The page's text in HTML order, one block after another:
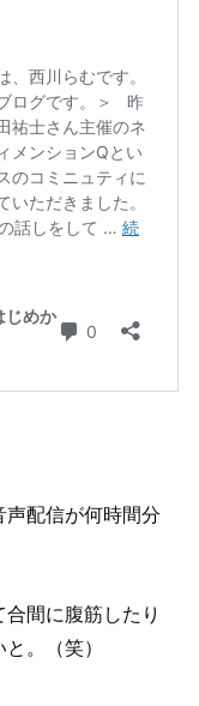
配信が何時間分
間に腹筋したり
。（笑）